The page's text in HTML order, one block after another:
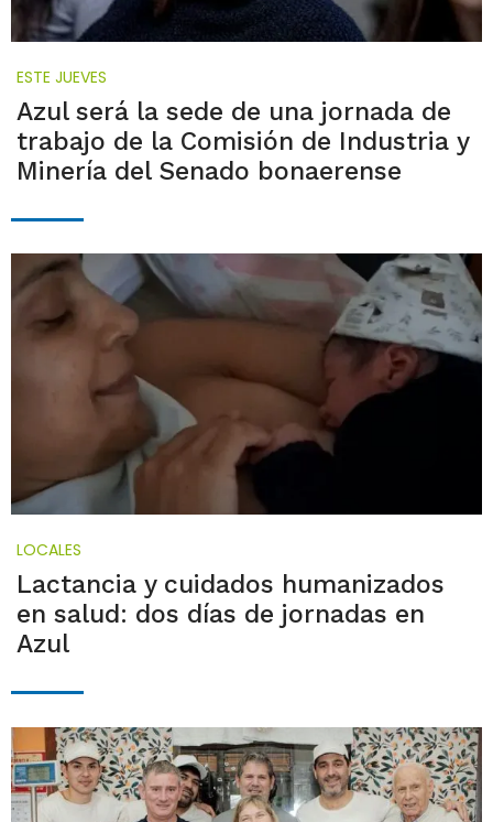
ESTE JUEVES
Azul será la sede de una jornada de
trabajo de la Comisión de Industria y
Minería del Senado bonaerense
LOCALES
Lactancia y cuidados humanizados
en salud: dos días de jornadas en
Azul